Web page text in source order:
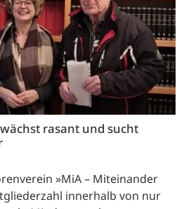
rasant und sucht
»MiA – Miteinander
innerhalb von nur